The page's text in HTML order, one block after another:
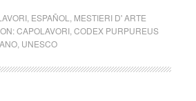
, ESPAÑOL
MESTIERI D' ARTE
CAPOLAVORI, CODEX PURPUREUS
, UNESCO